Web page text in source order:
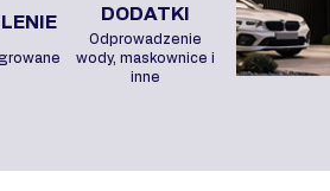
DODATKI
Odprowadzenie
wody, maskownice i
inne